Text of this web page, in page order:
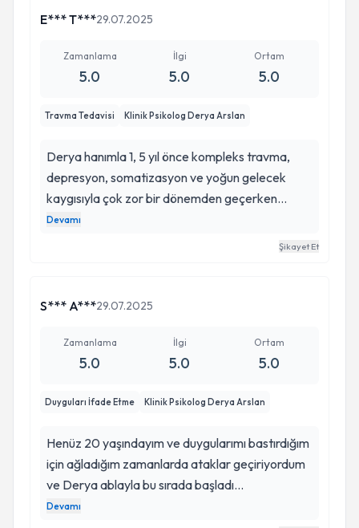
yardımcı olur. Ne açık denizlerde kaybolursunuz
E*** T***29.07.2025
Zamanlama
5.0
İlgi
5.0
Ortam
5.0
Travma Tedavisi Klinik Psikolog Derya Arslan
Derya hanımla 1, 5 yıl önce kompleks travma,
depresyon, somatizasyon ve yoğun gelecek
kaygısıyla çok zor bir dönemden geçerken
tanıştım. Bu süreçte beni sabırla dinledi,
yönlendirdi ve iyileşmeme gerçekten destek
diyebilirim. İyi ki karşılaşmışız.
Devamı
Şikayet Et
S*** A***29.07.2025
Zamanlama
5.0
İlgi
5.0
Ortam
5.0
Duyguları İfade Etme Klinik Psikolog Derya Arslan
Henüz 20 yaşındayım ve duygularımı bastırdığım
için ağladığım zamanlarda ataklar geçiriyordum
ve Derya ablayla bu sırada başladı
görüşmelerimiz. Çok iyi bir dinleyici ve kendinizi
Devamı